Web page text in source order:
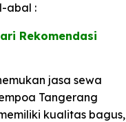
abal :
Rekomendasi
jasa sewa
Tangerang
kualitas bagus,